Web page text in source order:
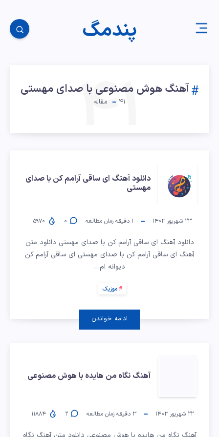
پندمگ
آهنگ هوش مصنوعی با صدای مهستی
۴۱ مقاله
۴۱
دانلود
آهنگ
ای
ساقی
آرامم
کن
با
مهستی
دانلود آهنگ ای ساقی آرامم کن با صدای
مهستی
۲۳ شهریور ۱۴۰۳ ۱ دقیقه زمان مطالعه ۰
دانلود آهنگ ای ساقی آرامم کن با صدای مهستی دانلود متن
آهنگ ای ساقی آرامم کن با صدای مهستی ای ساقی آرامم کن
دیوانه ام…
موزیک
ادامه خواندن
آهنگ
من
آهنگ نگاه من هایده با هوش مصنوعی
۲۲ شهریور ۱۴۰۳ ۳ دقیقه زمان مطالعه ۲